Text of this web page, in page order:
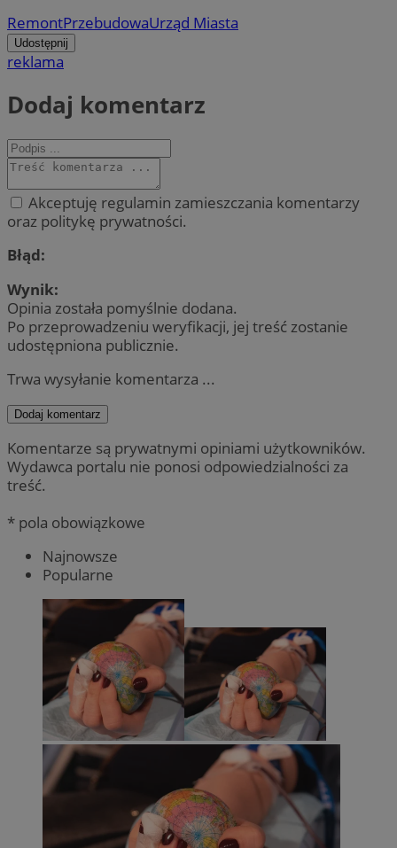
RemontPrzebudowaUrząd Miasta
Udostępnij
reklama
Dodaj komentarz
Akceptuję regulamin zamieszczania komentarzy
oraz politykę prywatności.
Błąd:
Wynik:
Opinia została pomyślnie dodana.
Po przeprowadzeniu weryfikacji, jej treść zostanie
udostępniona publicznie.
Trwa wysyłanie komentarza ...
Dodaj komentarz
Komentarze są prywatnymi opiniami użytkowników.
Wydawca portalu nie ponosi odpowiedzialności za
treść.
* pola obowiązkowe
Najnowsze
Popularne